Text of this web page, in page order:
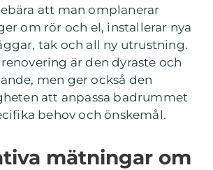
att man omplanerar
om rör och el, installerar nya
tak och all ny utrustning.
är den dyraste och
men ger också den
att anpassa badrummet
behov och önskemål.
mätningar om